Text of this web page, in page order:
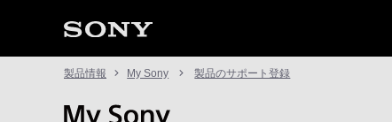
製品情報 My Sony 製品のサポート登録